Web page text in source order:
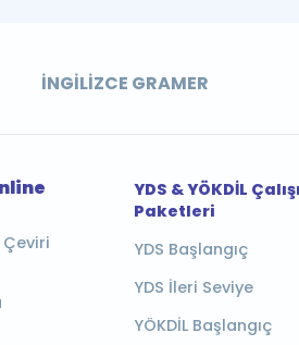
İNGILIZCE GRAMER
Çeviri
YDS & YÖKDİL
Paketleri
YDS Başlangıç
YDS İleri Seviye
YÖKDİL Başlangıç